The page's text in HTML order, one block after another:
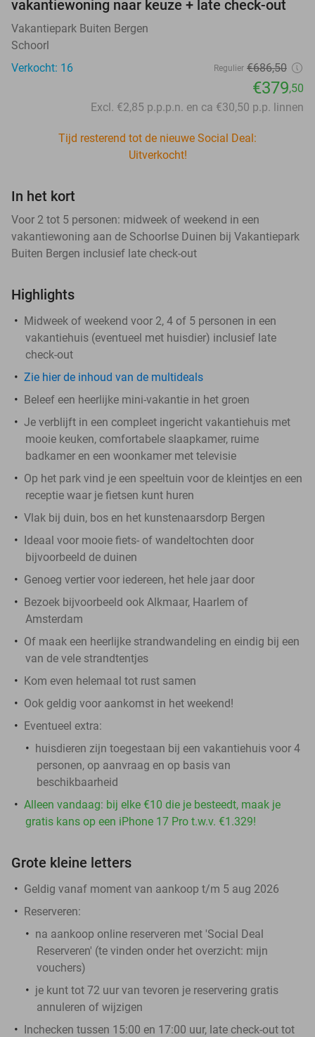
vakantiewoning naar keuze + late check-out
Vakantiepark Buiten Bergen
Schoorl
Verkocht: 16
Regulier €686,50
€379,50
Excl. €2,85 p.p.p.n. en ca €30,50 p.p. linnen
Tijd resterend tot de nieuwe Social Deal:
Uitverkocht!
In het kort
Voor 2 tot 5 personen: midweek of weekend in een
vakantiewoning aan de Schoorlse Duinen bij Vakantiepark
Buiten Bergen inclusief late check-out
Highlights
Midweek of weekend voor 2, 4 of 5 personen in een
vakantiehuis (eventueel met huisdier) inclusief late
check-out
Zie hier de inhoud van de multideals
Beleef een heerlijke mini-vakantie in het groen
Je verblijft in een compleet ingericht vakantiehuis met
mooie keuken, comfortabele slaapkamer, ruime
badkamer en een woonkamer met televisie
Op het park vind je een speeltuin voor de kleintjes en een
receptie waar je fietsen kunt huren
Vlak bij duin, bos en het kunstenaarsdorp Bergen
Ideaal voor mooie fiets- of wandeltochten door
bijvoorbeeld de duinen
Genoeg vertier voor iedereen, het hele jaar door
Bezoek bijvoorbeeld ook Alkmaar, Haarlem of
Amsterdam
Of maak een heerlijke strandwandeling en eindig bij een
van de vele strandtentjes
Kom even helemaal tot rust samen
Ook geldig voor aankomst in het weekend!
Eventueel extra:
huisdieren zijn toegestaan bij een vakantiehuis voor 4
personen, op aanvraag en op basis van
beschikbaarheid
Alleen vandaag: bij elke €10 die je besteedt, maak je
gratis kans op een iPhone 17 Pro t.w.v. €1.329!
Grote kleine letters
Geldig vanaf moment van aankoop t/m 5 aug 2026
Reserveren:
na aankoop online reserveren met 'Social Deal
Reserveren' (te vinden onder het overzicht: mijn
vouchers)
je kunt tot 72 uur van tevoren je reservering gratis
annuleren of wijzigen
Inchecken tussen 15:00 en 17:00 uur, late check-out tot